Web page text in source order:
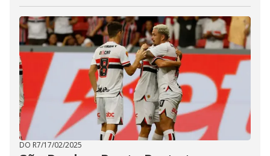
DO R7/17/02/2025